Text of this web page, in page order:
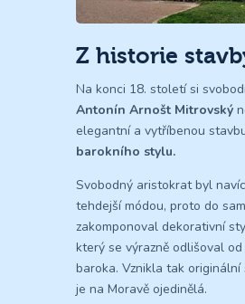
Z historie
Na konci 18. století si
Antonín Arnošt Mitrovský
elegantní a vytříbenou
barokního stylu.
Svobodný aristokrat byl
tehdejší módou, proto do
zakomponoval dekorativní
který se výrazně odlišoval od
baroka. Vznikla tak
je na Moravě ojedinělá.